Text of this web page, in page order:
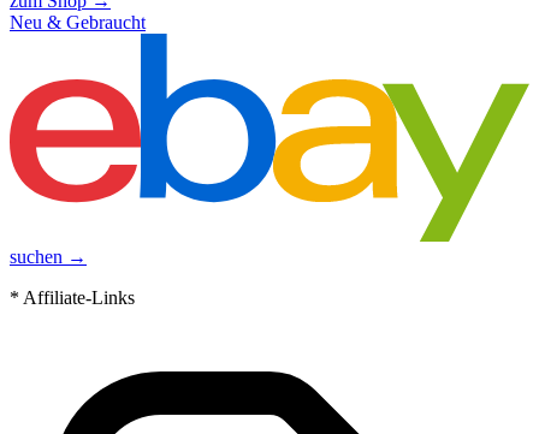
Neu & Gebraucht
suchen →
* Affiliate-Links